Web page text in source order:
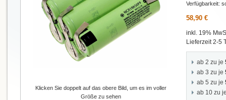
Verfügbarkeit:
58,90 €
inkl. 19%
Lieferzeit 2-5
ab 2 zu je
ab 3 zu je
ab 5 zu je
ab 10 zu
Klicken Sie doppelt auf das obere Bild, um es im voller
Größe zu sehen